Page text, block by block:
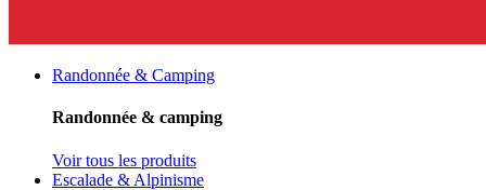
Randonnée & Camping
Randonnée & camping
Voir tous les produits
Escalade & Alpinisme